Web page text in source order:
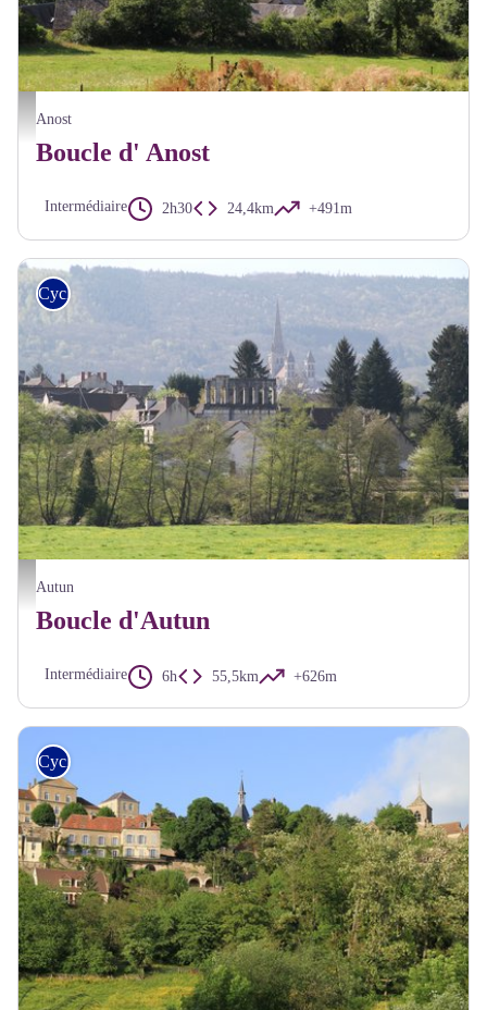
Paysage Anost - A Millot Pnr Morvan
Anost
Boucle d' Anost
Intermédiaire 2h30 24,4km +491m
Paysage Autun - A Millot Pnr Morvan
Cyclo
Autun
Boucle d'Autun
Intermédiaire 6h 55,5km +626m
Cyclo